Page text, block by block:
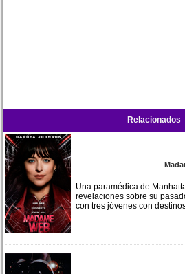
Relacionados
Una paramédica de
revelaciones sobre su
con tres jóvenes con